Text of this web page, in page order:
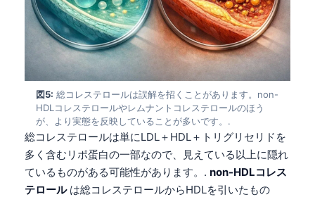
図5: 総コレステロールは誤解を招くことがあります。non-
HDLコレステロールやレムナントコレステロールのほう
が、より実態を反映していることが多いです。.
総コレステロールは単にLDL＋HDL＋トリグリセリドを
多く含むリポ蛋白の一部なので、見えている以上に隠れ
ているものがある可能性があります。. non-HDLコレス
テロールは総コレステロールからHDLを引いたもの
Татар теле
Беларуская мова
Esperanto
Frysk
Ślōnskŏ gŏdka
Norsk bokmål